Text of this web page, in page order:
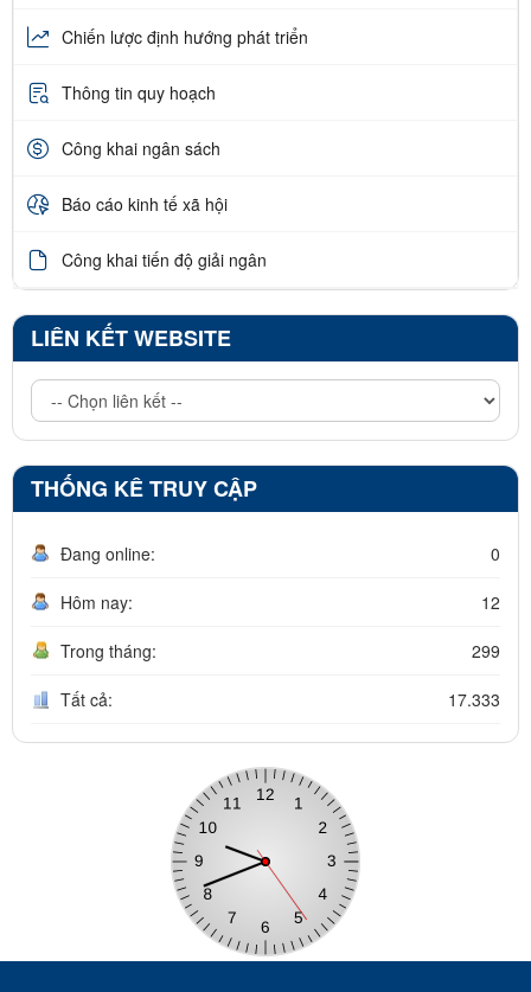
Chiến lược định hướng phát triển
Thông tin quy hoạch
Công khai ngân sách
Báo cáo kinh tế xã hội
Công khai tiến độ giải ngân
LIÊN KẾT WEBSITE
THỐNG KÊ TRUY CẬP
Đang online: 0
Hôm nay: 12
Trong tháng: 299
Tất cả: 17.333